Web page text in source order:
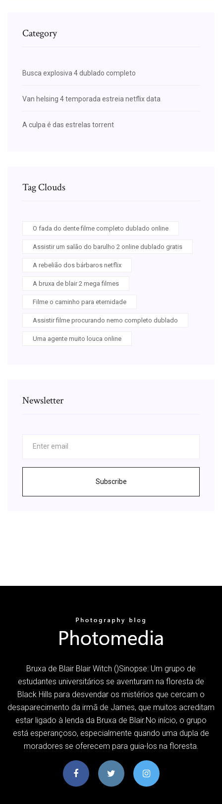
Category
Busca explosiva 4 dublado completo
Van helsing 4 temporada estreia netflix data
A culpa é das estrelas torrent
Tag Clouds
O fada do dente filme completo dublado online
Assistir um salão do barulho 2 online dublado gratis
A rebelião dos bárbaros netflix
A bruxa de blair 2 mega filmes
Filme o caminho para eternidade
Assistir filme procurando nemo completo dublado
Uma agente muito louca online
Newsletter
Subscribe
Bruxa de Blair Blair Witch ()Sinopse: Um grupo de
estudantes universitários se aventuram na floresta de
Black Hills para desvendar os mistérios que cercam o
desaparecimento da irmã de James, que muitos acreditam
estar ligado à lenda da Bruxa de Blair.No início, o grupo
está esperançoso, especialmente quando uma dupla de
moradores se oferecem para guia-los na floresta.